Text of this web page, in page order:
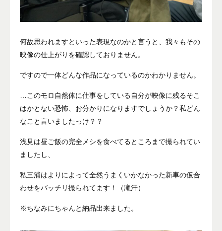
何故思われますといった表現なのかと言うと、我々もその
映像の仕上がりを確認しておりません。
ですので一体どんな作品になっているのかわかりません。
…このモロ自然体に仕事をしている自分が映像に残るそこ
はかとない恐怖、お分かりになりますでしょうか？私どん
なこと言いましたっけ？？
浅見は昼ご飯の完全メシを食べてるところまで撮られてい
ましたし、
私三浦はよりによって全然うまくいかなかった新車の仮合
わせをバッチリ撮られてます！（滝汗）
※ちなみにちゃんと納品出来ました。